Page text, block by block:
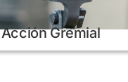
Acción Gremial